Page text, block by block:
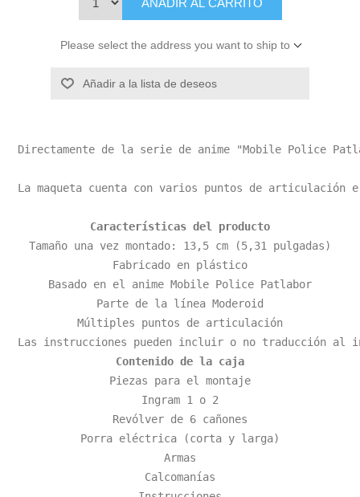
Please select the address you want to ship to
Añadir a la lista de deseos
Directamente de la serie de anime "Mobile Police
Características del producto
Tamaño una vez montado: 13,5 cm (5,31 pulgadas)
Fabricado en plástico
Basado en el anime Mobile Police Patlabor
Parte de la línea Moderoid
Múltiples puntos de articulación
Contenido de la caja
Piezas para el montaje
Ingram 1 o 2
Revólver de 6 cañones
Porra eléctrica (corta y larga)
Armas
Calcomanías